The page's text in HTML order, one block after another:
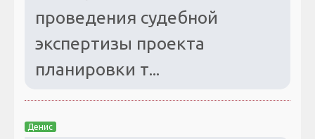
проведения судебной
экспертизы проекта
планировки т...
Денис